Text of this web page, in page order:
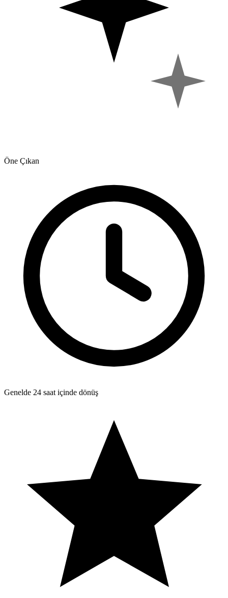
Öne Çıkan
Genelde 24 saat içinde dönüş